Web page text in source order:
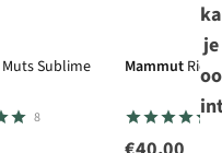
Muts Sublime
8
Mammut
je